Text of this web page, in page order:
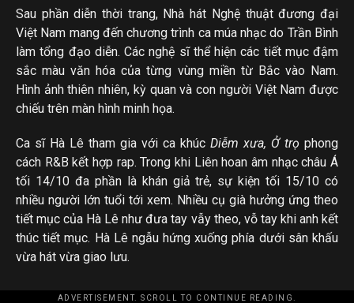
Sau phần diễn thời trang, Nhà hát Nghệ thuật đương đại
Việt Nam mang đến chương trình ca múa nhạc do Trần Bình
làm tổng đạo diễn. Các nghệ sĩ thể hiện các tiết mục đậm
sắc màu văn hóa của từng vùng miền từ Bắc vào Nam.
Hình ảnh thiên nhiên, kỳ quan và con người Việt Nam được
chiếu trên màn hình minh họa.
Ca sĩ Hà Lê tham gia với ca khúc Diễm xưa, Ở trọ phong
cách R&B kết hợp rap. Trong khi Liên hoan âm nhạc châu Á
tối 14/10 đa phần là khán giả trẻ, sự kiện tối 15/10 có
nhiều người lớn tuổi tới xem. Nhiều cụ già hưởng ứng theo
tiết mục của Hà Lê như đưa tay vẫy theo, vỗ tay khi anh kết
thúc tiết mục. Hà Lê ngẫu hứng xuống phía dưới sân khấu
vừa hát vừa giao lưu.
ADVERTISEMENT. SCROLL TO CONTINUE READING.